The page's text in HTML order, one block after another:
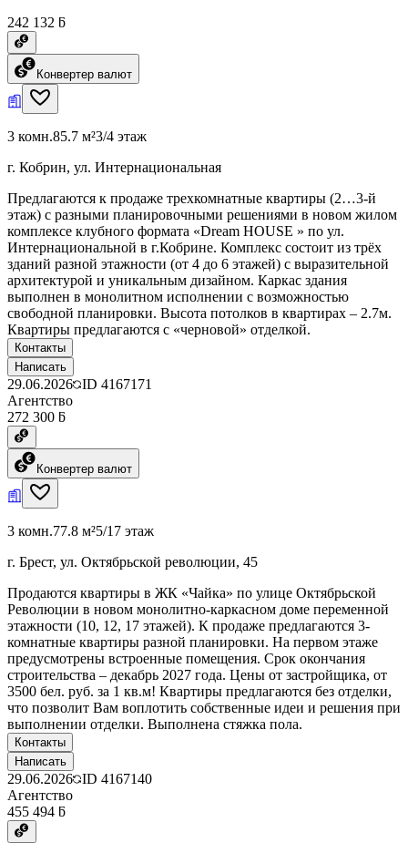
242 132 ƃ
Конвертер валют
3 комн.85.7 м²3/4 этаж
г. Кобрин, ул. Интернациональная
Предлагаются к продаже трехкомнатные квартиры (2…3-й
этаж) с разными планировочными решениями в новом жилом
комплексе клубного формата «Dream HOUSE » по ул.
Интернациональной в г.Кобрине. Комплекс состоит из трёх
зданий разной этажности (от 4 до 6 этажей) с выразительной
архитектурой и уникальным дизайном. Каркас здания
выполнен в монолитном исполнении с возможностью
свободной планировки. Высота потолков в квартирах – 2.7м.
Квартиры предлагаются с «черновой» отделкой.
Контакты
Написать
29.06.2026 ID 4167171
Агентство
272 300 ƃ
Конвертер валют
3 комн.77.8 м²5/17 этаж
г. Брест, ул. Октябрьской революции, 45
Продаются квартиры в ЖК «Чайка» по улице Октябрьской
Революции в новом монолитно-каркасном доме переменной
этажности (10, 12, 17 этажей). К продаже предлагаются 3-
комнатные квартиры разной планировки. На первом этаже
предусмотрены встроенные помещения. Срок окончания
строительства – декабрь 2027 года. Цены от застройщика, от
3500 бел. руб. за 1 кв.м! Квартиры предлагаются без отделки,
что позволит Вам воплотить собственные идеи и решения при
выполнении отделки. Выполнена стяжка пола.
Контакты
Написать
29.06.2026 ID 4167140
Агентство
455 494 ƃ